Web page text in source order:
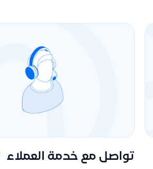
تواصل مع خدمة العملاء